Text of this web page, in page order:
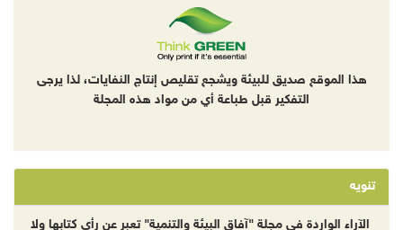
هذا الموقع صديق للبيئة ويشجع تقليص إنتاج النفايات، لذا يرجى
التفكير قبل طباعة أي من مواد هذه المجلة
تنويه
الآراء الواردة في مجلة "آفاق البيئة والتنمية" تعبر عن رأي كتابها ولا